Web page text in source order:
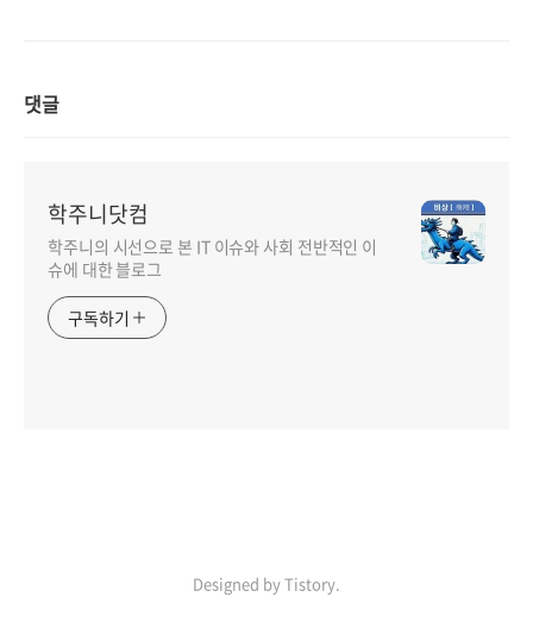
댓글
학주니닷컴
학주니의 시선으로 본 IT 이슈와 사회 전반적인 이
슈에 대한 블로그
구독하기
Designed by Tistory.